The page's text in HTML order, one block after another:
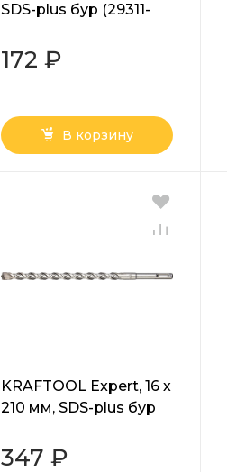
SDS-plus бур (29311-
172 ₽
В корзину
KRAFTOOL Expert, 16 х
210 мм, SDS-plus бур
347 ₽